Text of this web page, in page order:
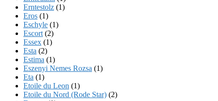
Erntestolz (1)
Eros (1)
Eschyle (1)
Escort (2)
Essex (1)
Esta (2)
Estima (1)
Eszenyi Nemes Rozsa (1)
Eta (1)
Etoile du Leon (1)
Etoile du Nord (Rode Star) (2)